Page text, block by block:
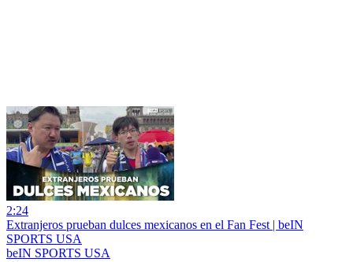
2:24
Extranjeros prueban dulces mexicanos en el Fan Fest | beIN
SPORTS USA
beIN SPORTS USA